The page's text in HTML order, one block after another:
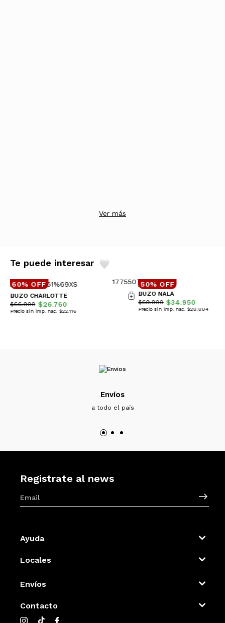
Ver más
Te puede interesar
60% OFF
BUZO CHARLOTTE
$66.900 $26.760
Precio sin imp. nac. $22.116
50% OFF
BUZO NALA
$69.900 $34.950
Precio sin imp. nac. $28.884
Envíos
a todo el país
Registrate al news
Ayuda
Locales
Envíos
Contacto